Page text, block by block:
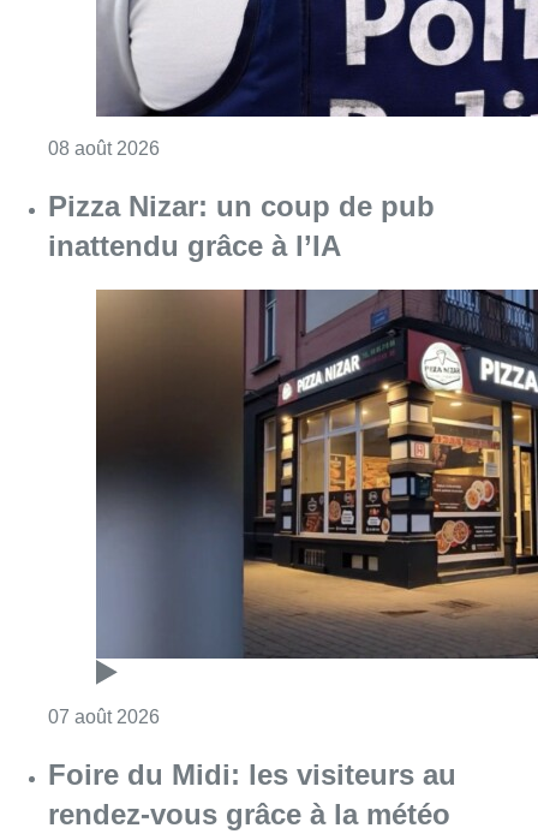
Consulter l'article "Pizza Nizar: un coup de
Foire du Midi: les visiteurs au
rendez-vous grâce à la météo